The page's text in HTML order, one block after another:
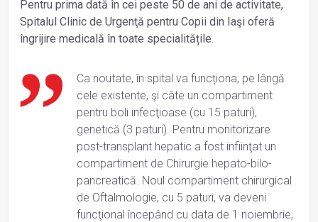
Pentru prima dată în cei peste 50 de ani de activitate,
Spitalul Clinic de Urgenţă pentru Copii din Iaşi oferă
îngrijire medicală în toate specialitățile.
Ca noutate, în spital va funcționa, pe lângă
cele existente, şi câte un compartiment
pentru boli infecţioase (cu 15 paturi),
genetică (3 paturi). Pentru monitorizare
post-transplant hepatic a fost infiinţat un
compartiment de Chirurgie hepato-bilo-
pancreatică. Noul compartiment chirurgical
de Oftalmologie, cu 5 paturi, va deveni
funcţional începând cu data de 1 noiembrie,